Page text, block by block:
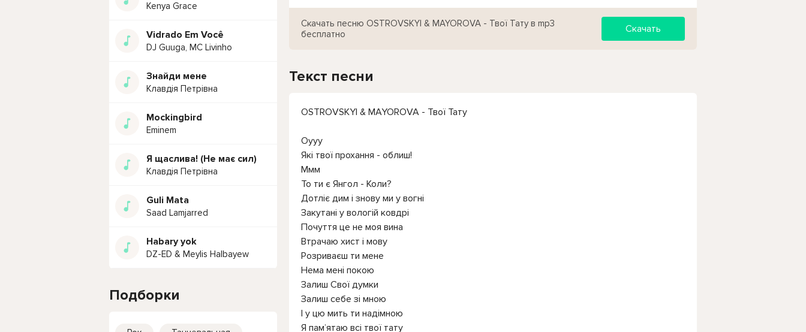
Kenya Grace
Vidrado Em Você
DJ Guuga, MC Livinho
Знайди мене
Клавдія Петрівна
Mockingbird
Eminem
Я щаслива! (Не має сил)
Клавдія Петрівна
Guli Mata
Saad Lamjarred
Habary yok
DZ-ED & Meylis Halbayew
Подборки
Скачать песню OSTROVSKYI & MAYOROVA - Твої Тату в mp3
бесплатно
Скачать
Текст песни
OSTROVSKYI & MAYOROVA - Твої Тату
Оууу
Які твої прохання - облиш!
Ммм
То ти є Янгол - Коли?
Дотліє дим і знову ми у вогні
Закутані у вологій ковдрі
Почуття це не моя вина
Втрачаю хист і мову
Розриваєш ти мене
Нема мені покою
Залиш Свої думки
Залиш себе зі мною
І у цю мить ти надімною
Я пам’ятаю всі твої тату